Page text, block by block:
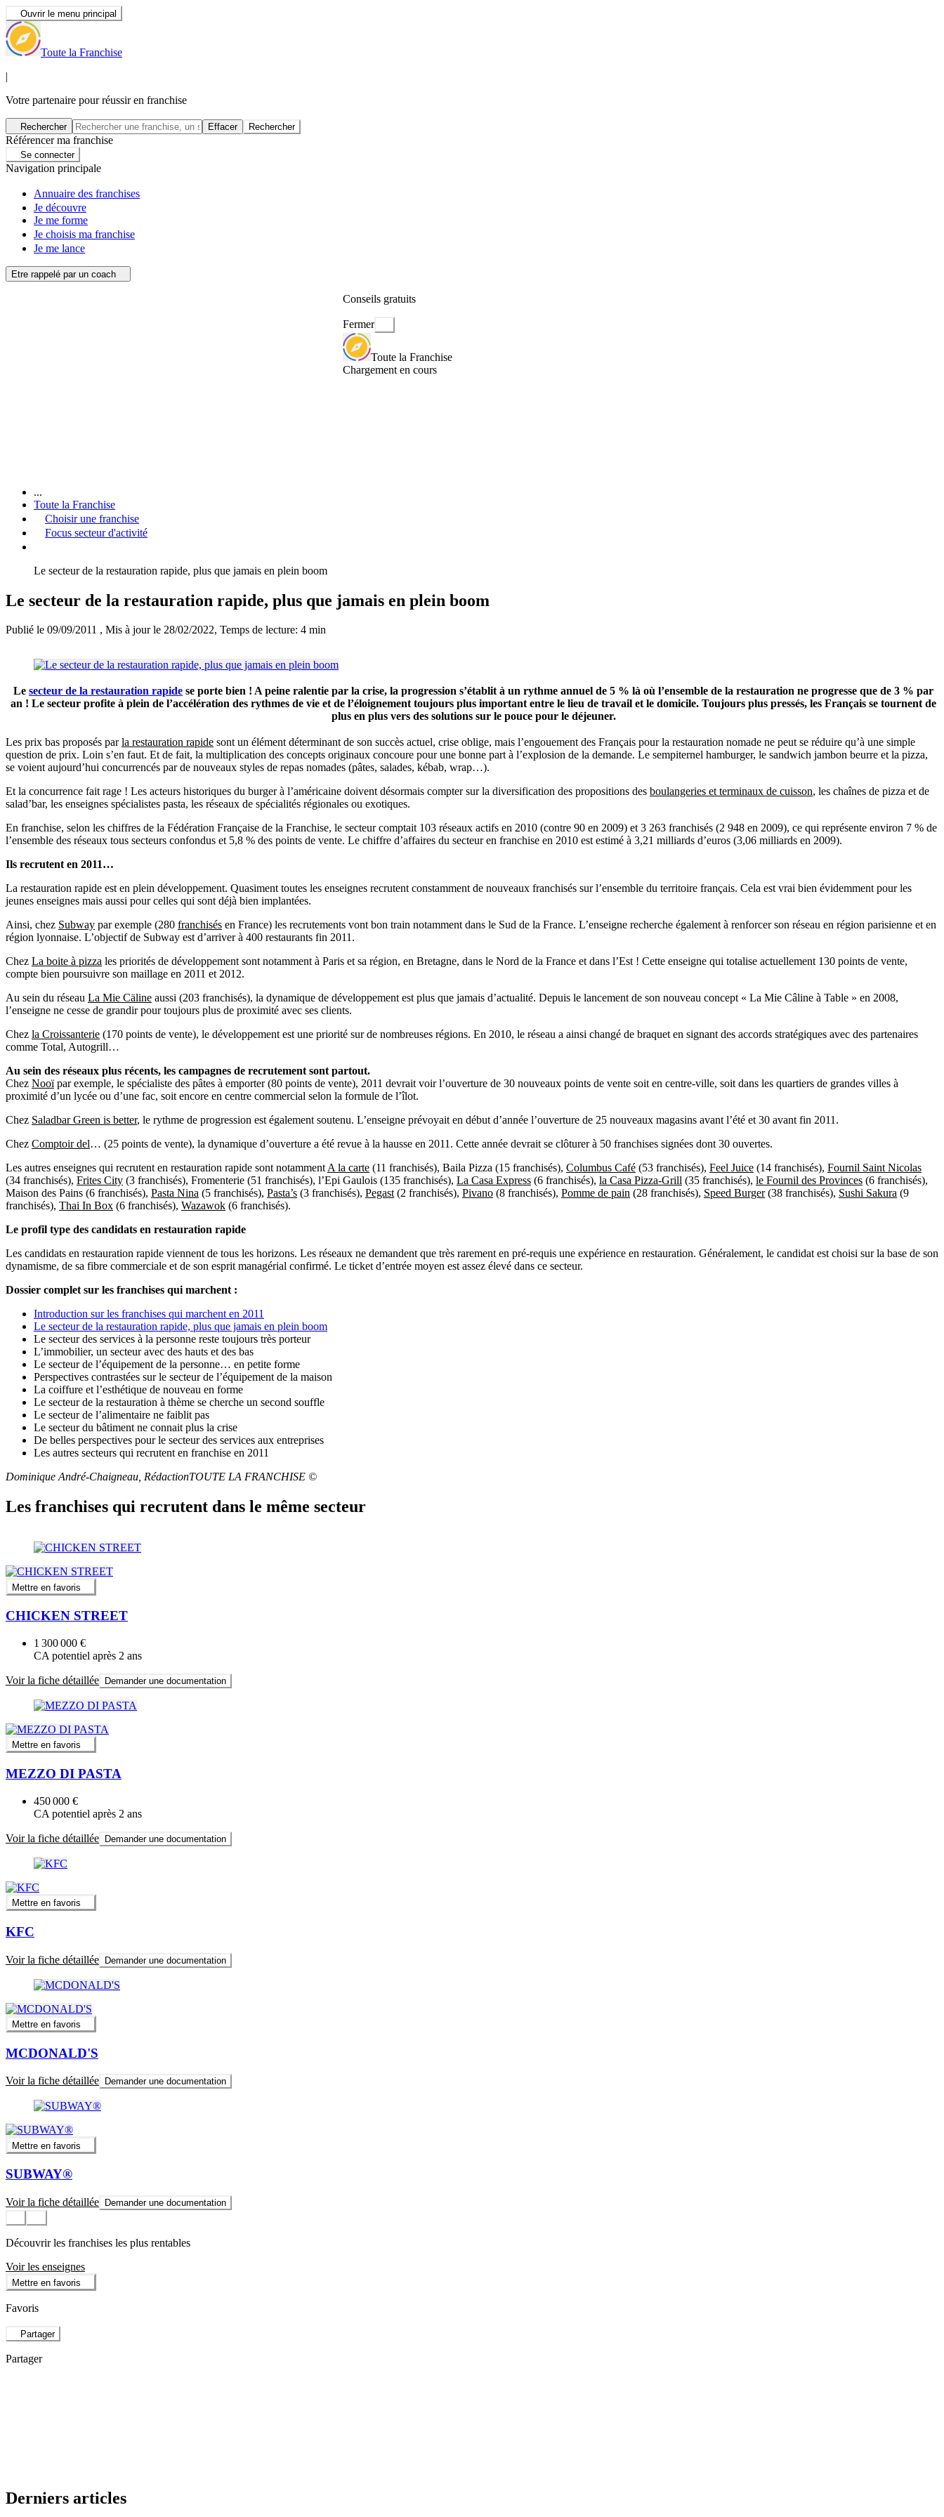
Ouvrir le menu principal
Toute la Franchise
|
Votre partenaire pour réussir en franchise
Rechercher Effacer Rechercher
Référencer ma franchise
Se connecter
Navigation principale
Annuaire des franchises
Je découvre
Je me forme
Je choisis ma franchise
Je me lance
Etre rappelé par un coach
Conseils gratuits
Fermer
Toute la Franchise
Chargement en cours
...
Toute la Franchise
Choisir une franchise
Focus secteur d'activité
Le secteur de la restauration rapide, plus que jamais en plein boom
Le secteur de la restauration rapide, plus que jamais en plein boom
Publié le 09/09/2011 , Mis à jour le 28/02/2022, Temps de lecture: 4 min
Le secteur de la restauration rapide se porte bien ! A peine ralentie par la crise, la progression s’établit à un rythme annuel de 5 % là où l’ensemble de la restauration ne progresse que de 3 % par
an ! Le secteur profite à plein de l’accélération des rythmes de vie et de l’éloignement toujours plus important entre le lieu de travail et le domicile. Toujours plus pressés, les Français se tournent de
plus en plus vers des solutions sur le pouce pour le déjeuner.
Les prix bas proposés parla restauration rapide sont un élément déterminant de son succès actuel, crise oblige, mais l’engouement des Français pour la restauration nomade ne peut se réduire qu’à une simple
question de prix. Loin s’en faut. Et de fait, la multiplication des concepts originaux concoure pour une bonne part à l’explosion de la demande. Le sempiternel hamburger, le sandwich jambon beurre et la pizza,
se voient aujourd’hui concurrencés par de nouveaux styles de repas nomades (pâtes, salades, kébab, wrap…).
Et la concurrence fait rage ! Les acteurs historiques du burger à l’américaine doivent désormais compter sur la diversification des propositions des boulangeries et terminaux de cuisson, les chaînes de pizza et de
salad’bar, les enseignes spécialistes pasta, les réseaux de spécialités régionales ou exotiques.
En franchise, selon les chiffres de la Fédération Française de la Franchise, le secteur comptait 103 réseaux actifs en 2010 (contre 90 en 2009) et 3 263 franchisés (2 948 en 2009), ce qui représente environ 7 % de
l’ensemble des réseaux tous secteurs confondus et 5,8 % des points de vente. Le chiffre d’affaires du secteur en franchise en 2010 est estimé à 3,21 milliards d’euros (3,06 milliards en 2009).
Ils recrutent en 2011…
La restauration rapide est en plein développement. Quasiment toutes les enseignes recrutent constamment de nouveaux franchisés sur l’ensemble du territoire français. Cela est vrai bien évidemment pour les
jeunes enseignes mais aussi pour celles qui sont déjà bien implantées.
Ainsi, chez Subway par exemple (280 franchisés en France) les recrutements vont bon train notamment dans le Sud de la France. L’enseigne recherche également à renforcer son réseau en région parisienne et en
région lyonnaise. L’objectif de Subway est d’arriver à 400 restaurants fin 2011.
Chez La boite à pizza les priorités de développement sont notamment à Paris et sa région, en Bretagne, dans le Nord de la France et dans l’Est ! Cette enseigne qui totalise actuellement 130 points de vente,
compte bien poursuivre son maillage en 2011 et 2012.
Au sein du réseau La Mie Cäline aussi (203 franchisés), la dynamique de développement est plus que jamais d’actualité. Depuis le lancement de son nouveau concept « La Mie Câline à Table » en 2008,
l’enseigne ne cesse de grandir pour toujours plus de proximité avec ses clients.
Chez la Croissanterie (170 points de vente), le développement est une priorité sur de nombreuses régions. En 2010, le réseau a ainsi changé de braquet en signant des accords stratégiques avec des partenaires
comme Total, Autogrill…
Au sein des réseaux plus récents, les campagnes de recrutement sont partout.
Chez Nooïpar exemple, le spécialiste des pâtes à emporter (80 points de vente), 2011 devrait voir l’ouverture de 30 nouveaux points de vente soit en centre-ville, soit dans les quartiers de grandes villes à
proximité d’un lycée ou d’une fac, soit encore en centre commercial selon la formule de l’îlot.
Chez Saladbar Green is better, le rythme de progression est également soutenu. L’enseigne prévoyait en début d’année l’ouverture de 25 nouveaux magasins avant l’été et 30 avant fin 2011.
Chez Comptoir del… (25 points de vente), la dynamique d’ouverture a été revue à la hausse en 2011. Cette année devrait se clôturer à 50 franchises signées dont 30 ouvertes.
Les autres enseignes qui recrutent en restauration rapide sont notammentA la carte (11 franchisés), Baila Pizza (15 franchisés), Columbus Café (53 franchisés), Feel Juice (14 franchisés), Fournil Saint Nicolas
(34 franchisés), Frites City (3 franchisés), Fromenterie (51 franchisés), l’Epi Gaulois (135 franchisés), La Casa Express (6 franchisés), la Casa Pizza-Grill (35 franchisés), le Fournil des Provinces (6 franchisés),
Maison des Pains (6 franchisés), Pasta Nina (5 franchisés), Pasta’s (3 franchisés), Pegast(2 franchisés), Pivano (8 franchisés), Pomme de pain (28 franchisés), Speed Burger(38 franchisés), Sushi Sakura (9
franchisés), Thai In Box (6 franchisés), Wazawok (6 franchisés).
Le profil type des candidats en restauration rapide
Les candidats en restauration rapide viennent de tous les horizons. Les réseaux ne demandent que très rarement en pré-requis une expérience en restauration. Généralement, le candidat est choisi sur la base de son
dynamisme, de sa fibre commerciale et de son esprit managérial confirmé. Le ticket d’entrée moyen est assez élevé dans ce secteur.
Dossier complet sur les franchises qui marchent :
Introduction sur les franchises qui marchent en 2011
Le secteur de la restauration rapide, plus que jamais en plein boom
Le secteur des services à la personne reste toujours très porteur
L’immobilier, un secteur avec des hauts et des bas
Le secteur de l’équipement de la personne… en petite forme
Perspectives contrastées sur le secteur de l’équipement de la maison
La coiffure et l’esthétique de nouveau en forme
Le secteur de la restauration à thème se cherche un second souffle
Le secteur de l’alimentaire ne faiblit pas
Le secteur du bâtiment ne connait plus la crise
De belles perspectives pour le secteur des services aux entreprises
Les autres secteurs qui recrutent en franchise en 2011
Dominique André-Chaigneau, RédactionTOUTE LA FRANCHISE ©
Les franchises qui recrutent dans le même secteur
Mettre en favoris
CHICKEN STREET
1 300 000 €
CA potentiel après 2 ans
Voir la fiche détaillée Demander une documentation
Mettre en favoris
MEZZO DI PASTA
450 000 €
CA potentiel après 2 ans
Voir la fiche détaillée Demander une documentation
Mettre en favoris
KFC
Voir la fiche détaillée Demander une documentation
Mettre en favoris
MCDONALD'S
Voir la fiche détaillée Demander une documentation
Mettre en favoris
SUBWAY®
Voir la fiche détaillée Demander une documentation
Découvrir les franchises les plus rentables
Voir les enseignes
Mettre en favoris
Favoris
Partager
Partager
Derniers articles